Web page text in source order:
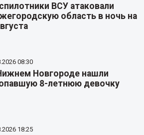
ВСУ атаковали
область в ночь на
08:30
Новгороде нашли
8-летнюю девочку
18:25